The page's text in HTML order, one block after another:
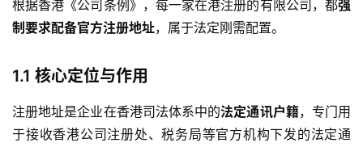
根据香港《公司条例》，每一家在港注册的有限公司，都强
制要求配备官方注册地址，属于法定刚需配置。
1.1 核心定位与作用
注册地址是企业在香港司法体系中的法定通讯户籍，专门用
于接收香港公司注册处、税务局等官方机构下发的法定通